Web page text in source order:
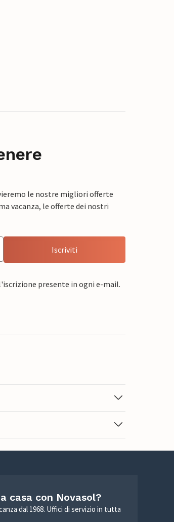
le nostre migliori offerte
vacanza, le offerte dei nostri
Iscriviti
presente in ogni e-mail.
casa con Novasol?
dal 1968. Uffici di servizio in tutta